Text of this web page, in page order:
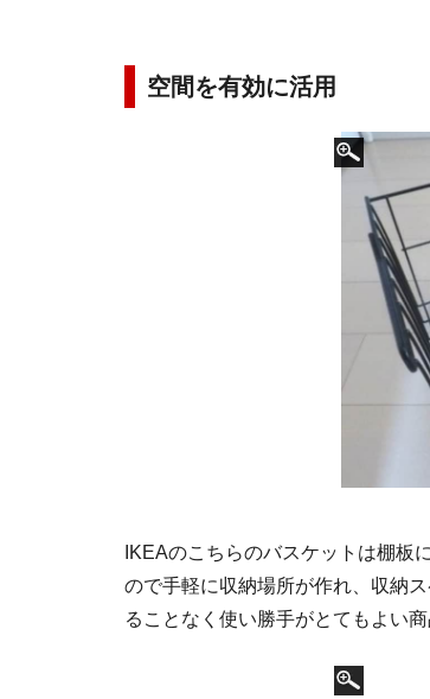
空間を有効に活用
IKEAのこちらのバスケットは棚板
ので手軽に収納場所が作れ、収納
ることなく使い勝手がとてもよい商